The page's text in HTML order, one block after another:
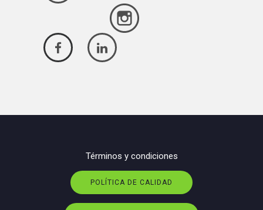
Términos y condiciones
POLÍTICA DE CALIDAD